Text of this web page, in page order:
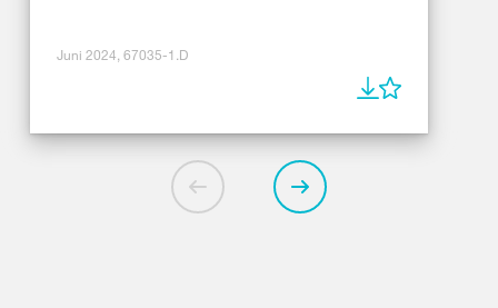
Juni 2024, 67035-1.D